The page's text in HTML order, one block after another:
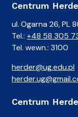
Centrum
ul. Ogarna 26, PL
Tel.: +48 58 305
Tel. wewn.: 3100
herder@ug.edu.pl
Centrum